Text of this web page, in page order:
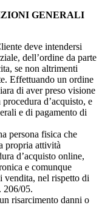
GENERALI
deve intendersi
dell’ordine da parte
se non altrimenti
Effettuando un ordine
di aver preso visione
d’acquisto, e
e di pagamento di
persona fisica che
propria attività
d’acquisto online,
e comunque
vendita, nel rispetto di
206/05.
risarcimento danni o